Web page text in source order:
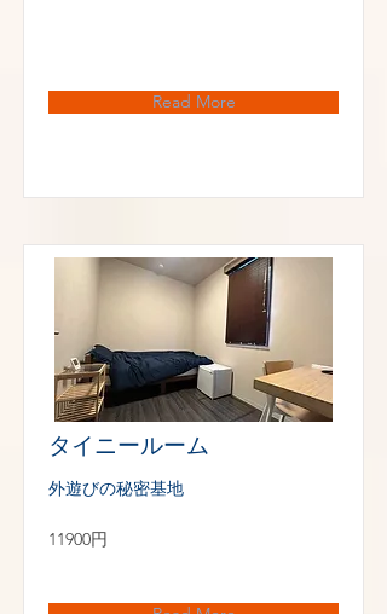
Read More
タイニールーム
外遊びの秘密基地
11900円